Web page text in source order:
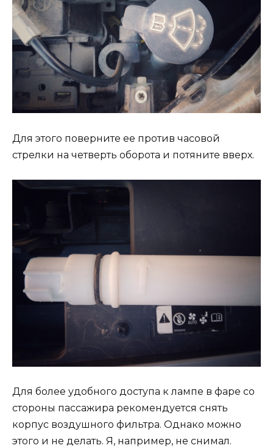
Для этого поверните ее против часовой
стрелки на четверть оборота и потяните вверх.
Для более удобного доступа к лампе в фаре со
стороны пассажира рекомендуется снять
корпус воздушного фильтра. Однако можно
этого и не делать. Я, например, не снимал.